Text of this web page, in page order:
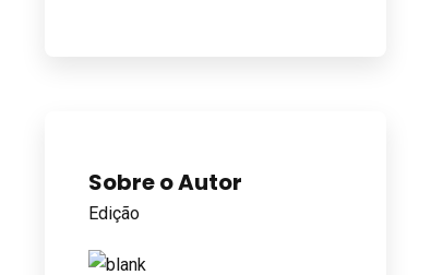
Sobre o Autor
Edição